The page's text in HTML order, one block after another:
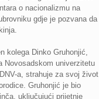
o nacionalizmu na
gdje je pozvana da
kolega Dinko Gruhonjić,
Novosadskom univerzitetu
a, strahuje za svoj život
Gruhonjić je bio
uključujući prijetnje